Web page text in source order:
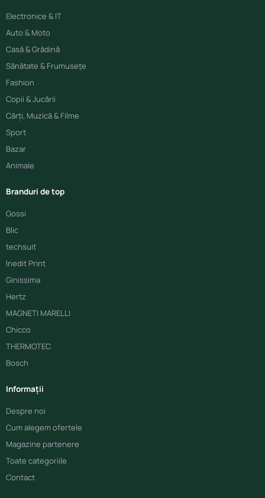
Electronice & IT
Auto & Moto
Casă & Grădină
Sănătate & Frumusețe
Fashion
Copii & Jucării
Cărți, Muzică & Filme
Sport
Bazar
Animale
Branduri de top
Gossi
Blic
techsuit
Inedit Print
Ginissima
Hertz
MAGNETI MARELLI
Chicco
THERMOTEC
Bosch
Informații
Despre noi
Cum alegem ofertele
Magazine partenere
Toate categoriile
Contact